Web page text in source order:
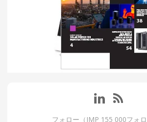
フォロー（IMP 155 000フォロ